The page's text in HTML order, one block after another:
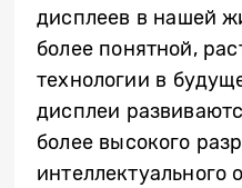
дисплеев в нашей
более понятной,
технологии в
дисплеи
более высокого
интеллектуального